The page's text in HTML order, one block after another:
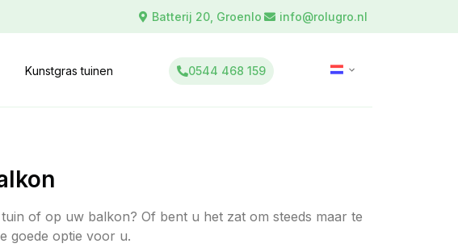
Batterij 20, Groenlo info@rolugro.nl
Kunstgras tuinen 0544 468 159
of op uw balkon? Of bent u het zat om steeds maar te
goede optie voor u.